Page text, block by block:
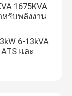
1675KVA
หรับพลังงาน
6-13kVA
และ